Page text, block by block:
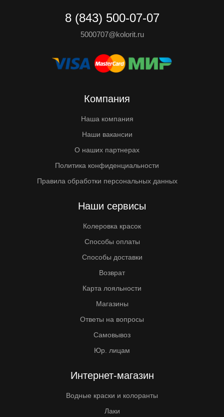
8 (843) 500-07-07
5000707@kolorit.ru
Компания
Наша компания
Наши вакансии
О наших партнерах
Политика конфиденциальности
Правила обработки персональных данных
Наши сервисы
Колеровка красок
Способы оплаты
Способы доставки
Возврат
Карта лояльности
Магазины
Ответы на вопросы
Самовывоз
Юр. лицам
Интернет-магазин
Водные краски и колоранты
Лаки